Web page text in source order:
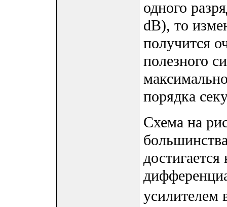
одного
dB), то
получится
полезного
порядка
Схема на
усилителем